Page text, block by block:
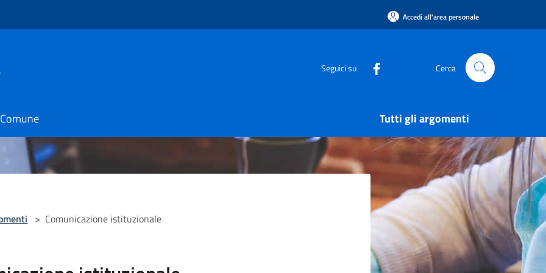
Accedi all'area personale
Seguici su Cerca
Tutti gli argomenti
> Comunicazione istituzionale